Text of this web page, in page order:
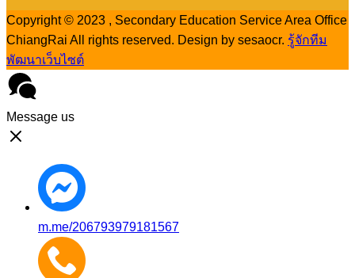
Copyright © 2023 , Secondary Education Service Area Office
ChiangRai All rights reserved. Design by sesaocr. รู้จักทีม
พัฒนาเว็บไซต์
Message us
m.me/206793979181567